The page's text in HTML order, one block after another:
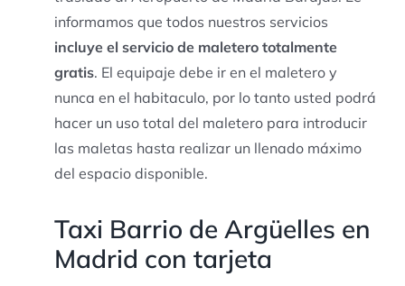
informamos que todos nuestros servicios
incluye el servicio de maletero totalmente
gratis. El equipaje debe ir en el maletero y
nunca en el habitaculo, por lo tanto usted podrá
hacer un uso total del maletero para introducir
las maletas hasta realizar un llenado máximo
del espacio disponible.
Taxi Barrio de Argüelles en
Madrid con tarjeta